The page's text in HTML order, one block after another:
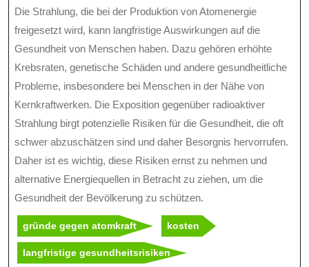
Die Strahlung, die bei der Produktion von Atomenergie
freigesetzt wird, kann langfristige Auswirkungen auf die
Gesundheit von Menschen haben. Dazu gehören erhöhte
Krebsraten, genetische Schäden und andere gesundheitliche
Probleme, insbesondere bei Menschen in der Nähe von
Kernkraftwerken. Die Exposition gegenüber radioaktiver
Strahlung birgt potenzielle Risiken für die Gesundheit, die oft
schwer abzuschätzen sind und daher Besorgnis hervorrufen.
Daher ist es wichtig, diese Risiken ernst zu nehmen und
alternative Energiequellen in Betracht zu ziehen, um die
Gesundheit der Bevölkerung zu schützen.
gründe gegen atomkraft kosten
langfristige gesundheitsrisiken